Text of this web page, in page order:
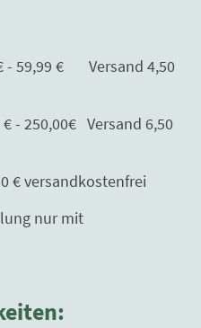
Versand 4,50
Versand 6,50
mit